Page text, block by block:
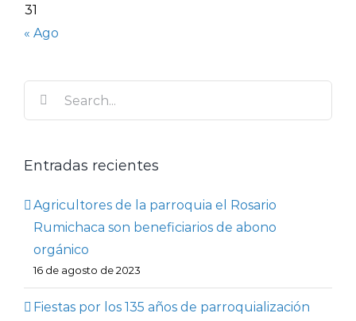
31
« Ago
Entradas recientes
Agricultores de la parroquia el Rosario
Rumichaca son beneficiarios de abono
orgánico
16 de agosto de 2023
Fiestas por los 135 años de parroquialización